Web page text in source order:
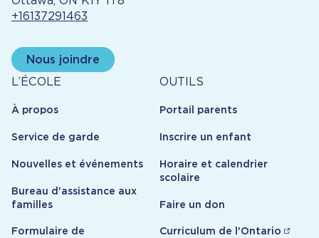
+16137291463
Nous joindre
À
propos
L’ÉCOLE
À propos
Service de garde
Nouvelles et événements
Bureau d'assistance aux
familles
Formulaire de
Outils
OUTILS
Portail parents
Inscrire un enfant
Horaire et calendrier
scolaire
Faire un don
Curriculum de l'Ontario